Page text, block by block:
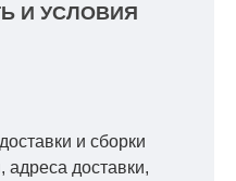
И УСЛОВИЯ
и сборки
адреса доставки,